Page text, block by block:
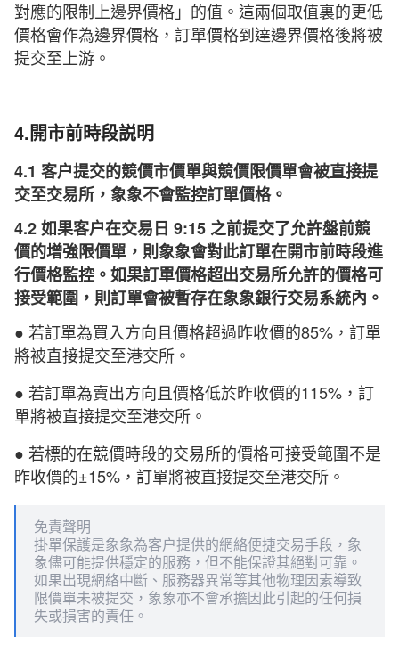
對應的限制上邊界價格」的值。這兩個取值裏的更低
價格會作為邊界價格，訂單價格到達邊界價格後將被
提交至上游。
4.開市前時段説明
4.1 客户提交的競價市價單與競價限價單會被直接提
交至交易所，象象不會監控訂單價格。
4.2 如果客户在交易日 9:15 之前提交了允許盤前競
價的增強限價單，則象象會對此訂單在開市前時段進
行價格監控。如果訂單價格超出交易所允許的價格可
接受範圍，則訂單會被暫存在象象銀行交易系統內。
● 若訂單為買入方向且價格超過昨收價的85%，訂單
將被直接提交至港交所。
● 若訂單為賣出方向且價格低於昨收價的115%，訂
單將被直接提交至港交所。
● 若標的在競價時段的交易所的價格可接受範圍不是
昨收價的±15%，訂單將被直接提交至港交所。
免責聲明
掛單保護是象象為客户提供的網絡便捷交易手段，象
象儘可能提供穩定的服務，但不能保證其絕對可靠。
如果出現網絡中斷、服務器異常等其他物理因素導致
限價單未被提交，象象亦不會承擔因此引起的任何損
失或損害的責任。